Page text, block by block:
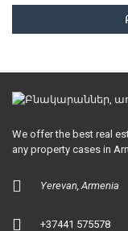
We offer the best real
any property cases in
Yerevan, Armenia
+37441 575578